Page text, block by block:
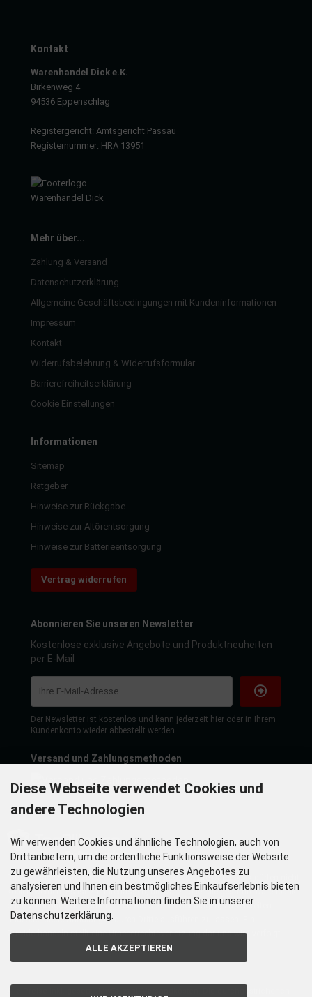
Kontakt
Warenhandel Dick e.K.
Birkenweg 4
94536 Eppenschlag
Registergericht: Amtsgericht Passau
Registernummer: HRA 13951
Mehr über...
Zahlung & Versand
Datenschutzerklärung
Allgemeine Geschäftsbedingungen mit Kundeninformationen
Impressum
Kontakt
Widerrufsbelehrung & Widerrufsformular
Barrierefreiheitserklärung
Cookie Einstellungen
Informationen
Sitemap
Ratgeber
Hinweise zur Rückgabe
Hinweise zur Altörentsorgung
Hinweise zur Batterieentsorgung
Vertrag widerrufen
Abonnieren Sie unseren Newsletter
Kostenlose exklusive Angebote und Produktneuheiten
per E-Mail
Der Newsletter ist kostenlos und kann jederzeit hier oder in Ihrem
Kundenkonto wieder abbestellt werden.
Versand und Zahlungsmethoden
Die hier angezeigten Daten insbesondere die gesamte Datenbank dürfen nicht
kopiert werden. Es ist zu unterlassen, die Daten oder die gesamte Datenbank
ohne vorherige Zustimmung TecDoc´s zu vervielfältigen, zu verbreiten
und/oder diese Handlungen durch Dritte ausführen zu lassen. Ein
Zuwiderhandeln stellt eine Urheberrechtsverletzung dar und wird verfolgt.
Diese Webseite verwendet Cookies und
andere Technologien
Wir verwenden Cookies und ähnliche Technologien, auch von
Drittanbietern, um die ordentliche Funktionsweise der Website
zu gewährleisten, die Nutzung unseres Angebotes zu
analysieren und Ihnen ein bestmögliches Einkaufserlebnis bieten
zu können. Weitere Informationen finden Sie in unserer
Datenschutzerklärung.
ALLE AKZEPTIEREN